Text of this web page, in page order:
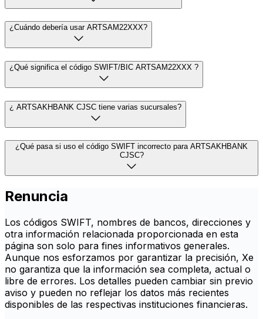
¿Cuándo debería usar ARTSAM22XXX?
¿Qué significa el código SWIFT/BIC ARTSAM22XXX ?
¿ ARTSAKHBANK CJSC tiene varias sucursales?
¿Qué pasa si uso el código SWIFT incorrecto para ARTSAKHBANK
CJSC?
Renuncia
Los códigos SWIFT, nombres de bancos, direcciones y
otra información relacionada proporcionada en esta
página son solo para fines informativos generales.
Aunque nos esforzamos por garantizar la precisión, Xe
no garantiza que la información sea completa, actual o
libre de errores. Los detalles pueden cambiar sin previo
aviso y pueden no reflejar los datos más recientes
disponibles de las respectivas instituciones financieras.